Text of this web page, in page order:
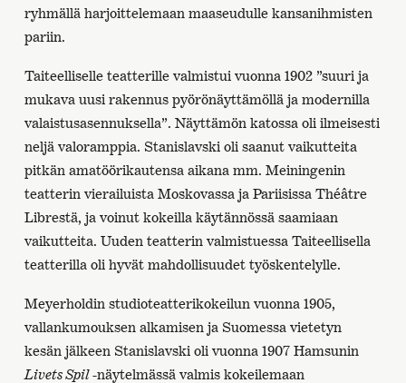
ryhmällä harjoittelemaan maaseudulle kansanihmisten
pariin.
Taiteelliselle teatterille valmistui vuonna 1902 ”suuri ja
mukava uusi rakennus pyörönäyttämöllä ja modernilla
valaistusasennuksella”. Näyttämön katossa oli ilmeisesti
neljä valoramppia. Stanislavski oli saanut vaikutteita
pitkän amatöörikautensa aikana mm. Meiningenin
teatterin vierailuista Moskovassa ja Pariisissa Théâtre
Librestä, ja voinut kokeilla käytännössä saamiaan
vaikutteita. Uuden teatterin valmistuessa Taiteellisella
teatterilla oli hyvät mahdollisuudet työskentelylle.
Meyerholdin studioteatterikokeilun vuonna 1905,
vallankumouksen alkamisen ja Suomessa vietetyn
kesän jälkeen Stanislavski oli vuonna 1907 Hamsunin
Livets Spil-näytelmässä valmis kokeilemaan